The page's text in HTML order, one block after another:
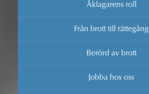
Åklagarens roll
Från brott till rättegång
Berörd av brott
Jobba hos oss